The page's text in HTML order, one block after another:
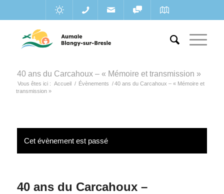
40 ans du Carcahoux – « Mémoire et transmission »
Vous êtes ici : Accueil / Évènements / 40 ans du Carcahoux – « Mémoire et
transmission »
Cet évènement est passé
40 ans du Carcahoux –